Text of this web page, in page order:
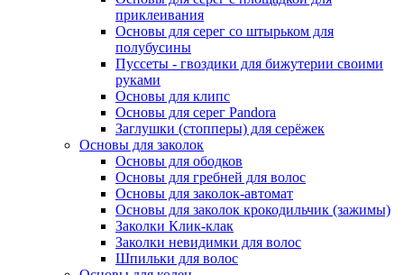
приклеивания
Основы для серег со штырьком для
полубусины
Пуссеты - гвоздики для бижутерии своими
руками
Основы для клипс
Основы для серег Pandora
Заглушки (стопперы) для серёжек
Основы для заколок
Основы для ободков
Основы для гребней для волос
Основы для заколок-автомат
Основы для заколок крокодильчик (зажимы)
Заколки Клик-клак
Заколки невидимки для волос
Шпильки для волос